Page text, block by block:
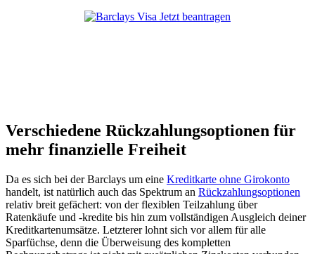
Jetzt beantragen
Verschiedene Rückzahlungsoptionen für
mehr finanzielle Freiheit
Da es sich bei der Barclays um eine Kreditkarte ohne Girokonto
handelt, ist natürlich auch das Spektrum an Rückzahlungsoptionen
relativ breit gefächert: von der flexiblen Teilzahlung über
Ratenkäufe und -kredite bis hin zum vollständigen Ausgleich deiner
Kreditkartenumsätze. Letzterer lohnt sich vor allem für alle
Sparfüchse, denn die Überweisung des kompletten